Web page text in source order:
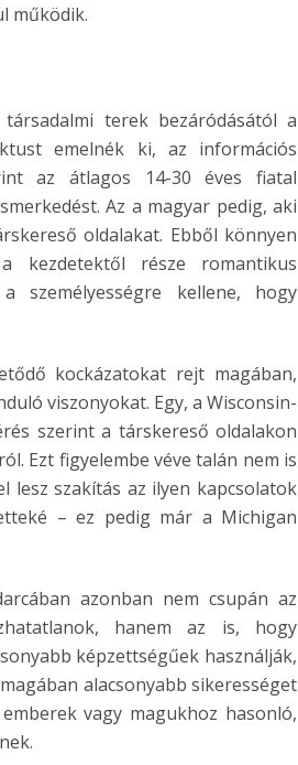
működik.
terek bezáródásától a
emelnék ki, az információs
az átlagos 14-30 éves fiatal
Az a magyar pedig, aki
oldalakat. Ebből könnyen
kezdetektől része romantikus
személyességre kellene, hogy
kockázatokat rejt magában,
viszonyokat. Egy, a Wisconsin-
szerint a társkereső oldalakon
Ezt figyelembe véve talán nem is
lesz szakítás az ilyen kapcsolatok
– ez pedig már a Michigan
azonban nem csupán az
hanem az is, hogy
képzettségűek használják,
alacsonyabb sikerességet
vagy magukhoz hasonló,